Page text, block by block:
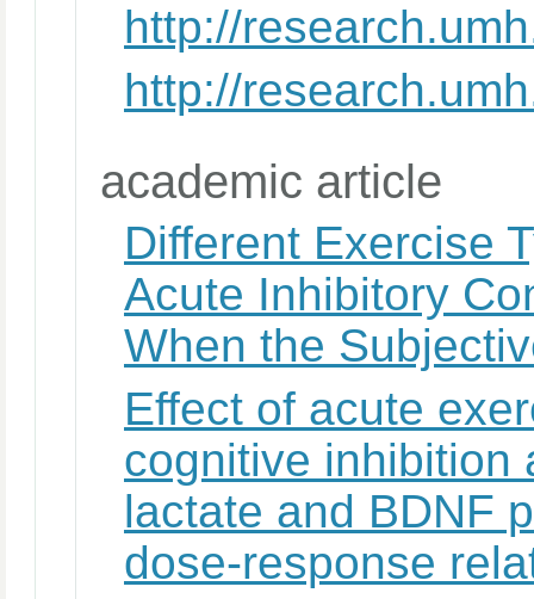
http://
http://
academic article
Different Exercise
Acute Inhibitory
When the
Effect of acute
cognitive inhibition
lactate and BDNF
dose-response